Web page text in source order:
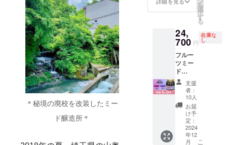
＊秘境の廃校を改装したミー
ド醸造所＊
加物等
の食品
お届け
商品の
ラベル
に表記
されま
す。 商
品開封
前には
必ずお
届けの
リター
ンに貼
付され
たラベ
存OKな
ので冷
心配な
し！ ・
開封後
は冷蔵
保管で1
週間ほ
ど楽し
めま
す。 ・
消費税
+全国送
料を含
む ・配
送予
定：
じ ・無
ろ過/ 無
香料 / 無
冷やし
てチー
ズ・
肉・タ
ルトと
相性抜
群 ・賞
味期
限：な
し ・開
封前は
常温保
存OKな
ので冷
バニ
ラアイ
イーツ
感覚 蜂
蜜酒醸
造所が
造る -
無ろ過
のミー
ド - ・
アル
コー
ル：
10%
（ス
イー
バニ
ラアイ
けてス
イーツ
感覚 蜂
蜜酒醸
造所が
造る -
無ろ過
のミー
ド - ・
アル
コー
してス
トレー
ト・
ロック
チー
ズ・
ロース
トビー
フ・年
末に♪
炭
酸・ジ
ンジャ
エール
ルビー
使用）
ルーツ
ミード6
本 （蜂
蜜・秩
父産ブ
ルーベ
リー使
用） ・
配送予
定：
2024年
12月20
日以降
・消費
を
選
択
す
る
24,
700 円
在庫な
し
フルー
ツミー
ド
500ml
12本 無
濾過の
ハチミ
ツ酒 ・
フルー
ツミー
ド6本
支援
者：
10人
お届
け予
定：
2024
年12
月
こ